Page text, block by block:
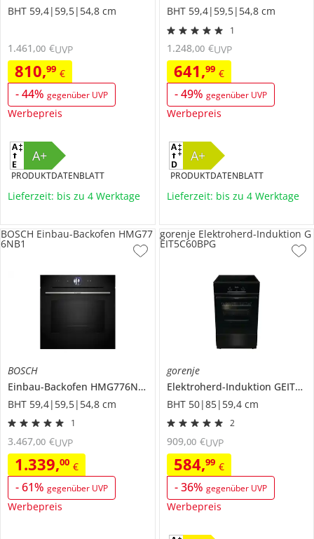
BHT 59,4|59,5|54,8 cm
810,99 €
-44% gegenüber UVP
Werbepreis
1.461 ,00 €UVP
A+
PRODUKTDATENBLATT
Lieferzeit: bis zu 4 Werktage
BHT 59,4|59,5|54,8 cm
1
641,99 €
-49% gegenüber UVP
Werbepreis
1.248,00 €UVP
A+
PRODUKTDATENBLATT
Lieferzeit: bis zu 4 Werktage
BOSCH
Einbau-Backofen HMG776NB1
BHT 59,4|59,5|54,8 cm
1
1.339,00 €
-61% gegenüber UVP
Werbepreis
3.467,00 €UVP
BOSCH Einbau-Backofen HMG77
6NB1
gorenje
Elektroherd-Induktion GEIT5C60BPG
BHT 50|85|59,4 cm
2
584,99 €
-36% gegenüber UVP
Werbepreis
909,00 €UVP
gorenje Elektroherd-Induktion G
EIT5C60BPG